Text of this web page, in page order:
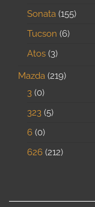
Sonata 155
Tucson 6
Atos 3
Mazda 219
3 0
323 5
6 0
626 212